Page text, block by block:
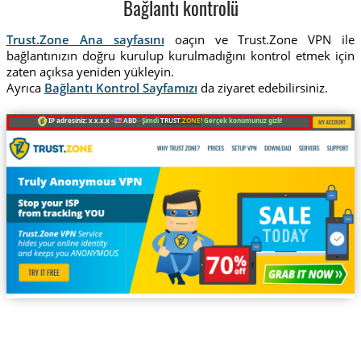
Bağlantı kontrolü
Trust.Zone Ana sayfasını oaçın ve Trust.Zone VPN ile
bağlantınızın doğru kurulup kurulmadığını kontrol etmek için
zaten açıksa yeniden yükleyin.
Ayrıca Bağlantı Kontrol Sayfamızı da ziyaret edebilirsiniz.
IP adresiniz: x.x.x.x · ABD ·ŞimdiTRUST.ZONE! Gerçek konumunuz gizli!